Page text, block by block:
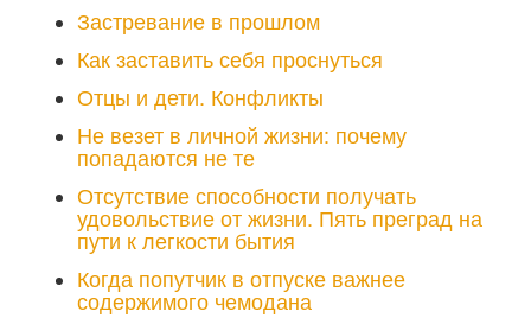
Застревание в прошлом
Как заставить себя проснуться
Отцы и дети. Конфликты
Не везет в личной жизни: почему
попадаются не те
Отсутствие способности получать
удовольствие от жизни. Пять преград на
пути к легкости бытия
Когда попутчик в отпуске важнее
содержимого чемодана